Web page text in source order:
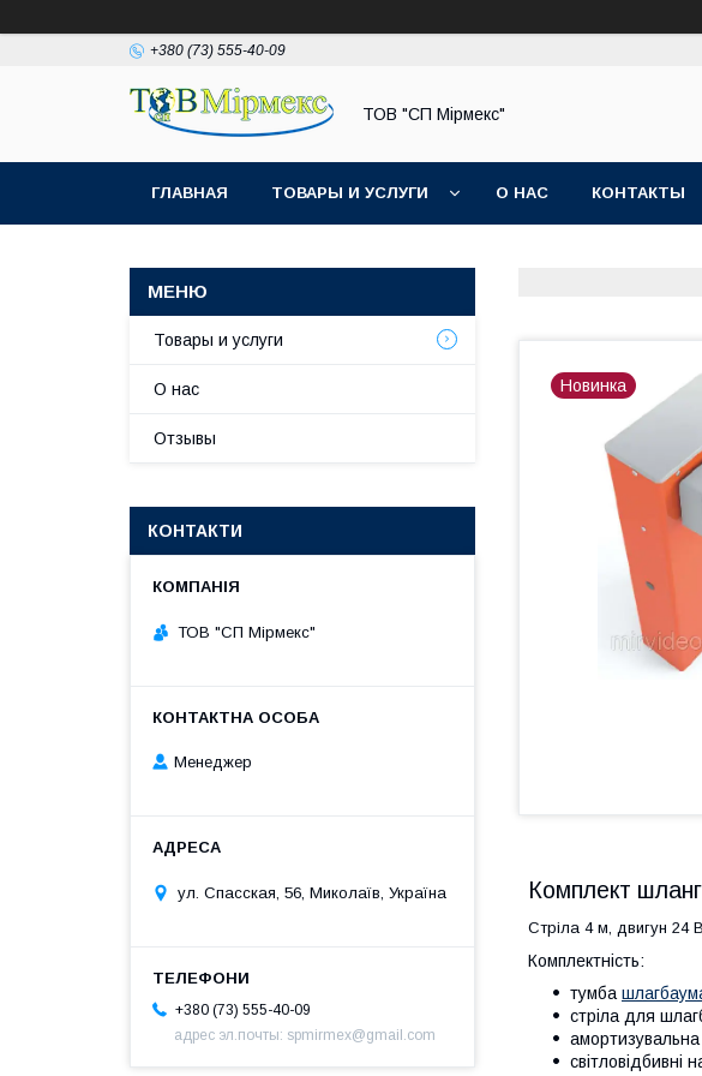
+380 (73) 555-40-09
ТОВ "СП Мірмекс"
ГЛАВНАЯ ТОВАРЫ И УСЛУГИ О НАС КОНТАКТЫ
Новинка
Комплект
Стріла 4 м, двигун 24
Комплектність:
тумба
стріла для
світловідбивні
Товары и услуги
О нас
Отзывы
КОНТАКТИ
ТОВ "СП Мірмекс"
Менеджер
ул. Спасская, 56, Миколаїв, Україна
+380 (73) 555-40-09
адрес эл.почты: spmirmex@gmail.com